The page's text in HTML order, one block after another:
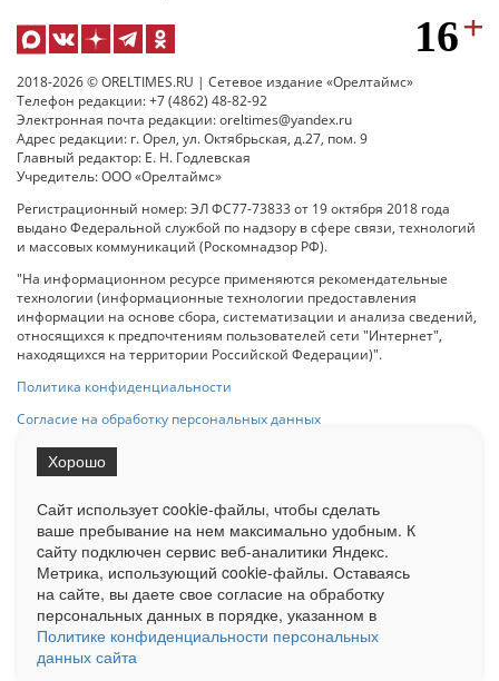
2018-2026 © ORELTIMES.RU | Сетевое издание «Орелтаймс»
Телефон редакции: +7 (4862) 48-82-92
Электронная почта редакции: oreltimes@yandex.ru
Адрес редакции: г. Орел, ул. Октябрьская, д.27, пом. 9
Главный редактор: Е. Н. Годлевская
Учредитель: ООО «Орелтаймс»
Регистрационный номер: ЭЛ ФС77-73833 от 19 октября 2018 года
выдано Федеральной службой по надзору в сфере связи, технологий
и массовых коммуникаций (Роскомнадзор РФ).
"На информационном ресурсе применяются рекомендательные
технологии (информационные технологии предоставления
информации на основе сбора, систематизации и анализа сведений,
относящихся к предпочтениям пользователей сети "Интернет",
находящихся на территории Российской Федерации)".
Политика конфиденциальности
Согласие на обработку персональных данных
на Сетевое издание «ОрелТаймс» обязательна.
Ограниченная статистика посещаемости доступна на сайте
Liveinternet.ru . Подробная статистика для рекламодателей по запросу
у менеджера.
Реклама Документы О нас Контакты
Сайт использует cookie-файлы, чтобы сделать
ваше пребывание на нем максимально удобным. К
cайту подключен сервис веб-аналитики Яндекс.
Метрика, использующий cookie-файлы. Оставаясь
на сайте, вы даете свое согласие на обработку
персональных данных в порядке, указанном в
Политике конфиденциальности персональных
данных сайта
Хорошо